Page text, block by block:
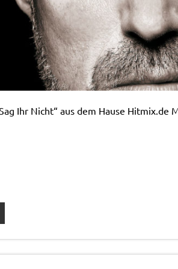
Ihr Nicht“ aus dem Hause Hitmix.de